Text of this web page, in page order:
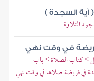
آية السجدة )
التلاوة
في وقت نهي
> كتاب الصلاة > باب
في فريضة صلاها في وقت نهي